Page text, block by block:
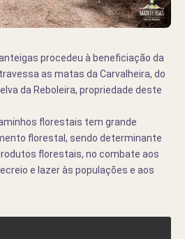
procedeu à beneficiação da
as matas da Carvalheira, do
da Reboleira, propriedade deste
florestais tem grande
florestal, sendo determinante
florestais, no combate aos
e lazer às populações e aos